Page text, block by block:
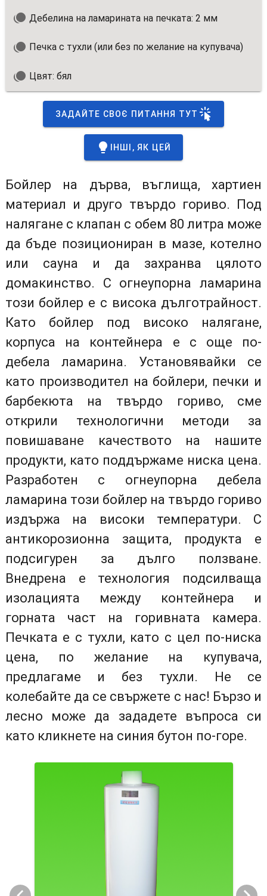
Дебелина на ламарината на печката: 2 мм
Печка с тухли (или без по желание на купувача)
Цвят: бял
ЗАДАЙТЕ СВОЄ ПИТАННЯ ТУТ
ІНШІ, ЯК ЦЕЙ
Бойлер на дърва, въглища, хартиен
материал и друго твърдо гориво. Под
налягане с клапан с обем 80 литра може
да бъде позициониран в мазе, котелно
или сауна и да захранва цялото
домакинство. С огнеупорна ламарина
този бойлер е с висока дълготрайност.
Като бойлер под високо налягане,
корпуса на контейнера е с още по-
дебела ламарина. Установявайки се
като производител на бойлери, печки и
барбекюта на твърдо гориво, сме
открили технологични методи за
повишаване качеството на нашите
продукти, като поддържаме ниска цена.
Разработен с огнеупорна дебела
ламарина този бойлер на твърдо гориво
издържа на високи температури. С
антикорозионна защита, продукта е
подсигурен за дълго ползване.
Внедрена е технология подсилваща
изолацията между контейнера и
горната част на горивната камера.
Печката е с тухли, като с цел по-ниска
цена, по желание на купувача,
предлагаме и без тухли. Не се
колебайте да се свържете с нас! Бързо и
лесно може да зададете въпроса си
като кликнете на синия бутон по-горе.